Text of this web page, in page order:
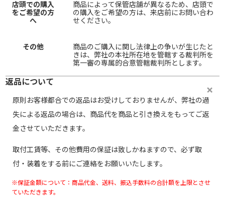
店頭での購入
をご希望の方
へ
商品によって保管店舗が異なるため、店頭で
の購入をご希望の方は、来店前にお問い合わ
せください。
その他
商品のご購入に関し法律上の争いが生じたと
きは、弊社の本社所在地を管轄する裁判所を
第一審の専属的合意管轄裁判所とします。
返品について
原則お客様都合での返品はお受けしておりませんが、弊社の過
失による返品の場合は、商品代を商品と引き換えをもってご返
金させていただきます。
取付工賃等、その他費用の保証は致しかねますので、必ず取
付・装着をする前にご連絡をお願いいたします。
※保証金額について：商品代金、送料、振込手数料の合計額を上限とさせ
ていただきます。